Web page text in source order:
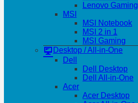
Lenovo Gaming
MSI
MSI Notebook
MSI 2 in 1
MSI Gaming
Desktop / All-in-One
Dell
Dell Desktop
Dell All-in-One
Acer
Acer Desktop